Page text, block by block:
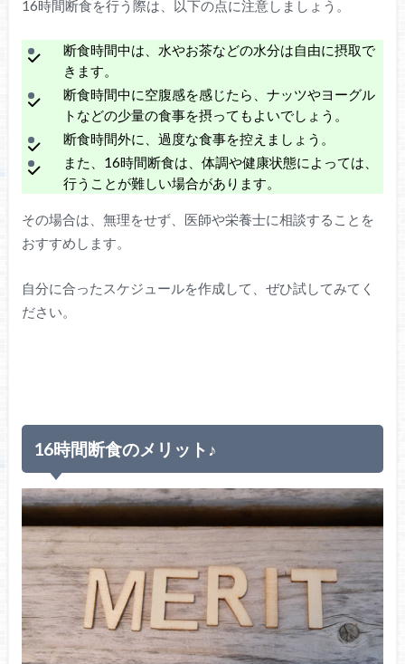
16時間断食を行う際は、以下の点に注意しましょう。
断食時間中は、水やお茶などの水分は自由に摂取で
きます。
断食時間中に空腹感を感じたら、ナッツやヨーグル
トなどの少量の食事を摂ってもよいでしょう。
断食時間外に、過度な食事を控えましょう。
また、16時間断食は、体調や健康状態によっては、
行うことが難しい場合があります。
その場合は、無理をせず、医師や栄養士に相談することを
おすすめします。
自分に合ったスケジュールを作成して、ぜひ試してみてく
ださい。
16時間断食のメリット ♪